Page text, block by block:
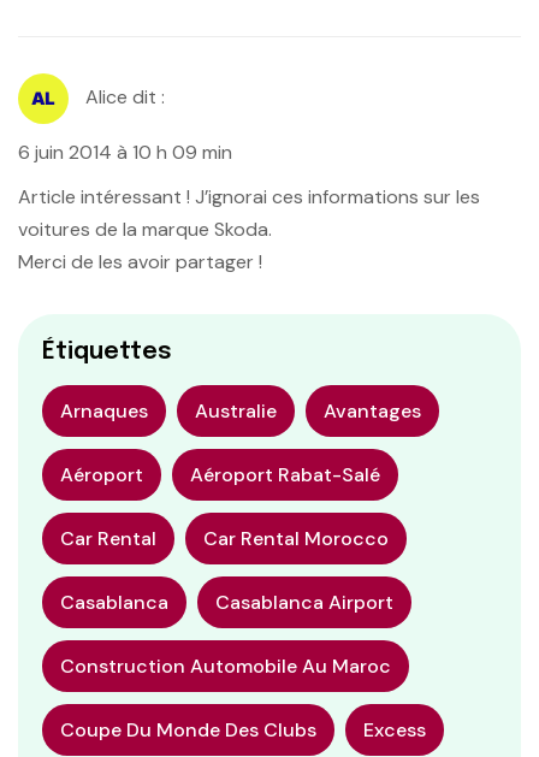
Alice dit :
6 juin 2014 à 10 h 09 min
Article intéressant ! J’ignorai ces informations sur les
voitures de la marque Skoda.
Merci de les avoir partager !
Étiquettes
Arnaques Australie Avantages
Aéroport Aéroport Rabat-Salé
Car Rental Car Rental Morocco
Casablanca Casablanca Airport
Construction Automobile Au Maroc
Coupe Du Monde Des Clubs Excess